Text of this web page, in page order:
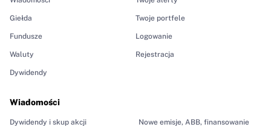
Giełda
Fundusze
Waluty
Dywidendy
Wiadomości
Dywidendy i skup akcji Nowe emisje, ABB, finansowanie
Twoje portfele
Logowanie
Rejestracja